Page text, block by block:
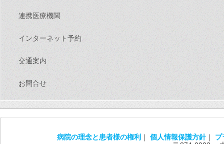
連携医療機関
インターネット予約
交通案内
お問合せ
病院の理念と患者様の権利 ｜ 個人情報保護方針｜ プ